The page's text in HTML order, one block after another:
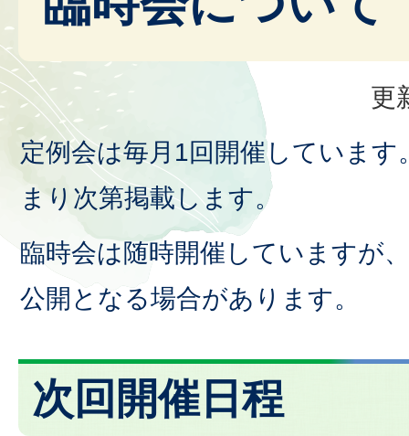
更
定例会は毎月1回開催していま
まり次第掲載します。
臨時会は随時開催していますが
公開となる場合があります。
次回開催日程